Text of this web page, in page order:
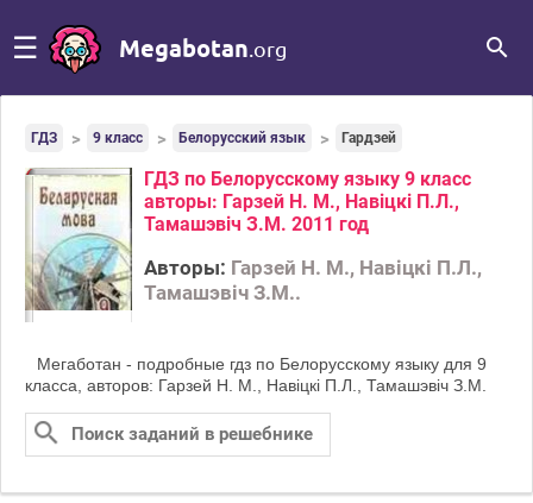
☰ Megabotan .org
ГДЗ 9 класс Белорусский язык Гардзей
ГДЗ по Белорусскому языку 9 класс
авторы: Гарзей Н. М., Навіцкі П.Л.,
Тамашэвіч З.М. 2011 год
Авторы: Гарзей Н. М., Навіцкі П.Л.,
Тамашэвіч З.М..
Мегаботан - подробные гдз по Белорусскому языку для 9
класса, авторов: Гарзей Н. М., Навіцкі П.Л., Тамашэвіч З.М.